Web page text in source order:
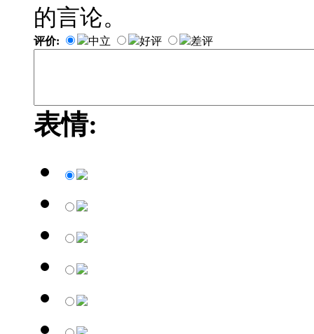
的言论。
评价: 中立 好评 差评
表情: